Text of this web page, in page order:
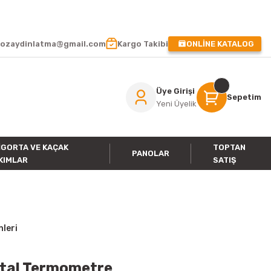
Kargo Takibi ONLİNE KATALOG
Üye Girişi
Yeni Üyelik
Sepetim
VE KAÇAK
PANOLAR
TOPTAN
SATIŞ